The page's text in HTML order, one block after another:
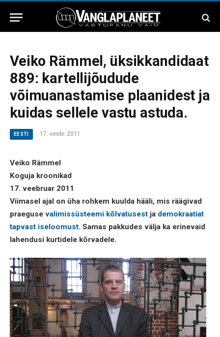
Veiko Rämmel, üksikkandidaat
889: kartellijõudude
võimuanastamise plaanidest ja
kuidas sellele vastu astuda.
EESTI 17. veebr. 2011
Veiko Rämmel
Koguja kroonikad
17. veebruar 2011
Viimasel ajal on üha rohkem kuulda hääli, mis räägivad
praeguse valimissüsteemi kõlvatusest ja demokraatiat
tapvast iseloomust. Samas pakkudes välja ka erinevaid
lahendusi kurtidele kõrvadele.